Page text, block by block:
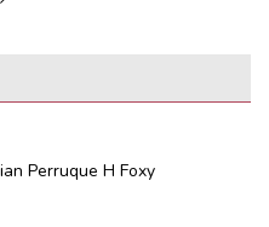
Perruque H Foxy